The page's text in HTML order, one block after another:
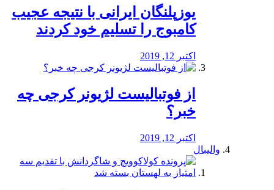
یوزپلنگان ایرانی با نتیجه عجیب
کامبوج را تسلیم خود کردند
اکتبر 12, 2019
از فوتبالیست لژیونر کرجی چه
خبر؟
اکتبر 12, 2019
والیبال